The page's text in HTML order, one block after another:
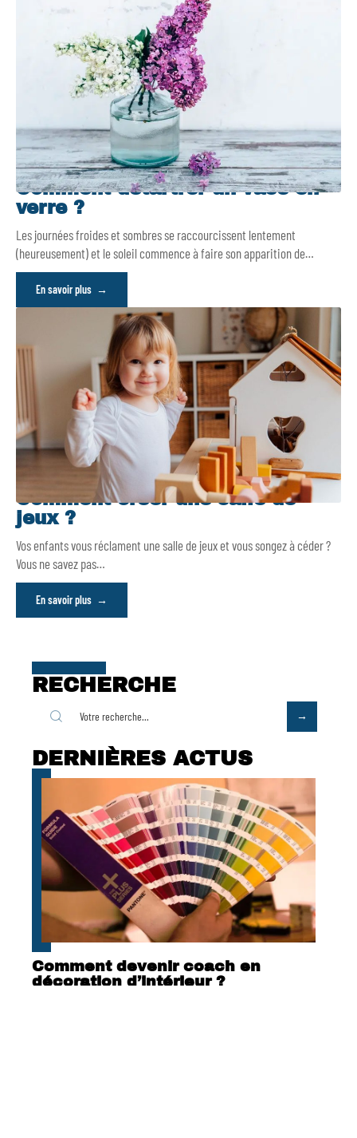
Comment détartrer un vase en
verre ?
Les journées froides et sombres se raccourcissent lentement
(heureusement) et le soleil commence à faire son apparition de…
En savoir plus
Comment créer une salle de
jeux ?
Vos enfants vous réclament une salle de jeux et vous songez à céder ?
Vous ne savez pas…
En savoir plus
RECHERCHE
DERNIÈRES ACTUS
Comment devenir coach en
décoration d’intérieur ?